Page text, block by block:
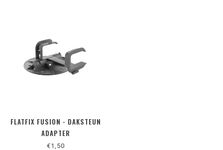
FLATFIX FUSION - DAKSTEUN
ADAPTER
€1,50